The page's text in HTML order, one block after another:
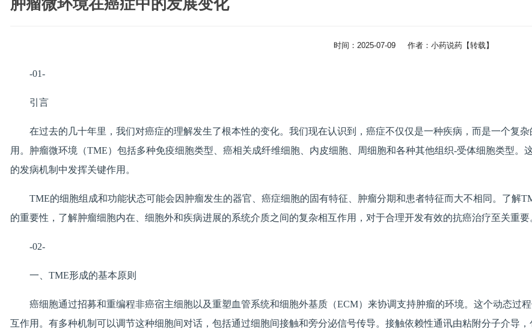
肿瘤微环境在癌症中的发展变化
时间：2025-07-09 作者：小药说药【转载】
-01-
引言
在过去的几十年里，我们对癌症的理解发生了根本性的变化。我们现在认识到，癌症不仅仅是一种疾病，而是一个复
用。肿瘤微环境（TME）包括多种免疫细胞类型、癌相关成纤维细胞、内皮细胞、周细胞和各种其他组织-受体细胞类型
的发病机制中发挥关键作用。
TME的细胞组成和功能状态可能会因肿瘤发生的器官、癌症细胞的固有特征、肿瘤分期和患者特征而大不相同。了解
的重要性，了解肿瘤细胞内在、细胞外和疾病进展的系统介质之间的复杂相互作用，对于合理开发有效的抗癌治疗至关重要
-02-
一、TME形成的基本原则
癌细胞通过招募和重编程非癌宿主细胞以及重塑血管系统和细胞外基质（ECM）来协调支持肿瘤的环境。这个动态过
互作用。有多种机制可以调节这种细胞间对话，包括通过细胞间接触和旁分泌信号传导。接触依赖性通讯由粘附分子介导